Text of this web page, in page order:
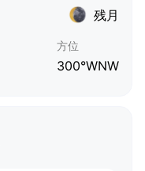
残月
方位
300°WNW